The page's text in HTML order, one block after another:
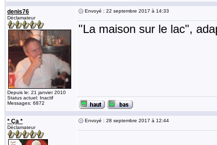
denis76
Déclamateur
Depuis le: 21 janvier 2010
Status actuel: Inactif
Messages: 6872
Envoyé : 22 septembre 2017 à 14:33
"La maison sur le lac",
* Ça *
Déclamateur
Envoyé : 28 septembre 2017 à 12:44